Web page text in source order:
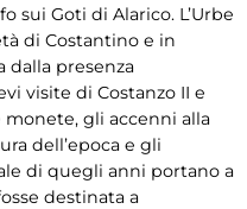
sui Goti di Alarico. L’Urbe
di Costantino e in
dalla presenza
visite di Costanzo II e
monete, gli accenni alla
dell’epoca e gli
di quegli anni portano a
destinata a